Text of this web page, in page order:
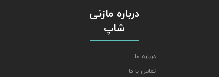
درباره مازنی
شاپ
درباره ما
تماس با ما